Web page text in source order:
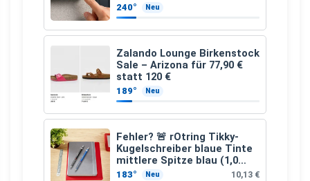
240° Neu
Zalando Lounge Birkenstock
Sale – Arizona für 77,90 €
statt 120 €
189° Neu
Fehler? 🚨 rOtring Tikky-
Kugelschreiber blaue Tinte
mittlere Spitze blau (1,0
mm – 12 Stück)
183° Neu 10,13 €